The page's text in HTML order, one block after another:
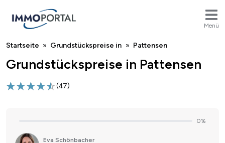
Menü
Breadcrumb
Startseite Grundstückspreise in Pattensen
Grundstückspreise in Pattensen
(47)